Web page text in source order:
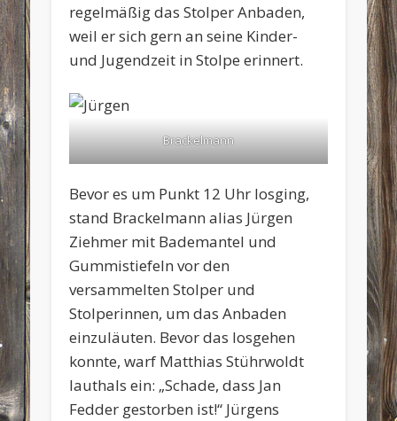
regelmäßig das Stolper Anbaden,
weil er sich gern an seine Kinder-
und Jugendzeit in Stolpe erinnert.
Brackelmann
Bevor es um Punkt 12 Uhr losging,
stand Brackelmann alias Jürgen
Ziehmer mit Bademantel und
Gummistiefeln vor den
versammelten Stolper und
Stolperinnen, um das Anbaden
einzuläuten. Bevor das losgehen
konnte, warf Matthias Stührwoldt
lauthals ein: „Schade, dass Jan
Fedder gestorben ist!“ Jürgens